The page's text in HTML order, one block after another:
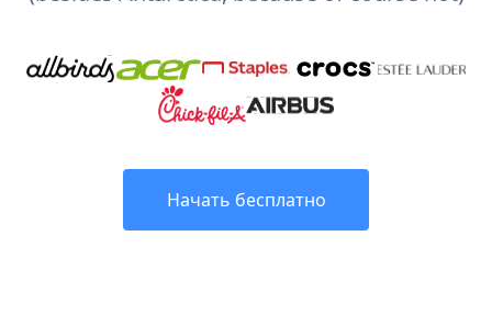
Начать бесплатно